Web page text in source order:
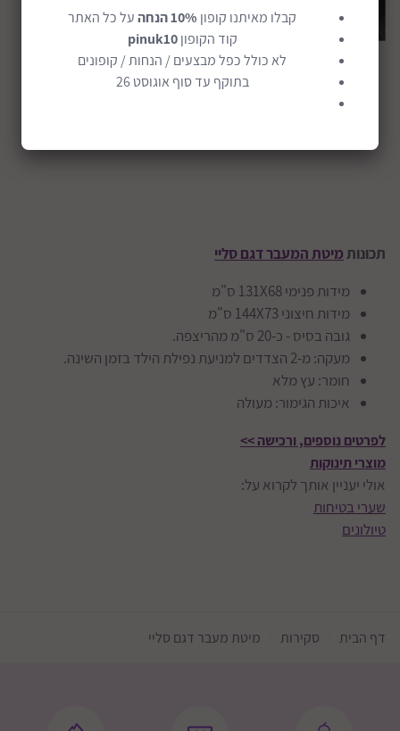
תכונותמיטת המעבר דגם סליי
מידות פנימי 131X68 ס"מ
מידות חיצוני 144X73 ס"מ
גובה בסיס - כ-20 ס"מ מהריצפה.
מעקה: מ-2 הצדדים למניעת נפילת הילד בזמן השינה.
חומר: עץ מלא
איכות הגימור: מעולה
לפרטים נוספים, ורכישה >>
מוצרי תינוקות
אולי יעניין אותך לקרוא על:
שערי בטיחות
טיולונים
דף הבית סקירות מיטת מעבר דגם סליי
קבלו מאיתנו קופון 10% הנחה
על כל האתר
קוד הקופוןpinuk10
לא כולל כפל מבצעים / הנחות / קופונים
בתוקף עד סוף אוגוסט 26